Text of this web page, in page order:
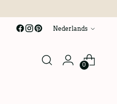
taal
Nederlands
0